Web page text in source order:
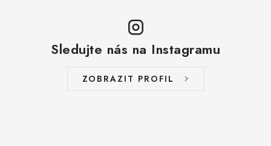
Sledujte nás na Instagramu
ZOBRAZIT PROFIL